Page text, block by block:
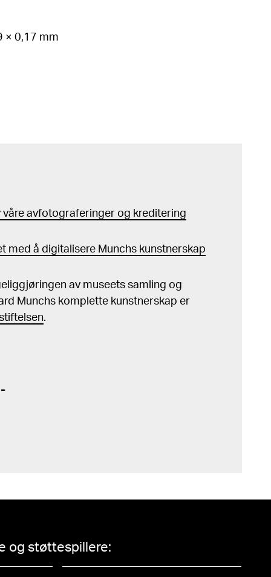
× 0,17 mm
våre avfotograferinger og kreditering
med å digitalisere Munchs kunstnerskap
av museets samling og
Munchs komplette kunstnerskap er
.
og støttespillere: